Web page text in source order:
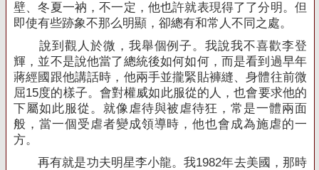
壁、冬夏一衲，不一定，他也許就表現得了了分明。但
即使有些跡象不那么明顯，卻總有和常人不同之處。
說到觀人於微，我舉個例子。我說我不喜歡李登
輝，並不是說他當了總統後如何如何，而是看到過早年
蔣經國跟他講話時，他兩手並攏緊貼褲縫、身體往前微
屈15度的樣子。會對權威如此服從的人，也會要求他的
下屬如此服從。就像虐待與被虐待狂，常是一體兩面
般，當一個受虐者變成領導時，他也會成為施虐的一
方。
再有就是功夫明星李小龍。我1982年去美國，那時